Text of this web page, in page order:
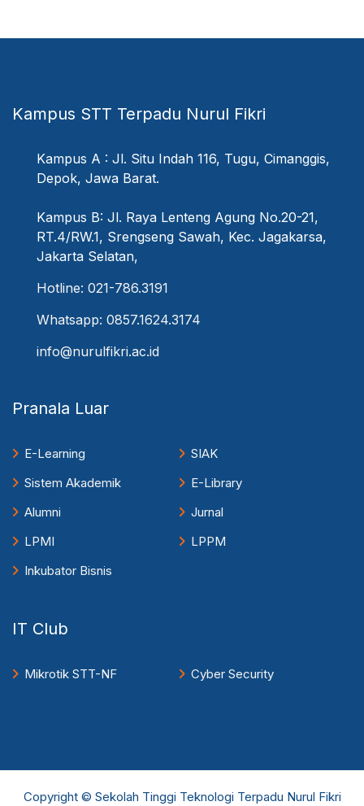
Kampus STT Terpadu Nurul Fikri
Kampus A : Jl. Situ Indah 116, Tugu, Cimanggis,
Depok, Jawa Barat.
Kampus B: Jl. Raya Lenteng Agung No.20-21,
RT.4/RW.1, Srengseng Sawah, Kec. Jagakarsa,
Jakarta Selatan,
Hotline: 021-786.3191
Whatsapp: 0857.1624.3174
info@nurulfikri.ac.id
Pranala Luar
E-Learning
SIAK
Sistem Akademik
E-Library
Alumni
Jurnal
LPMI
LPPM
Inkubator Bisnis
IT Club
Mikrotik STT-NF Cyber Security
Copyright © Sekolah Tinggi Teknologi Terpadu Nurul Fikri